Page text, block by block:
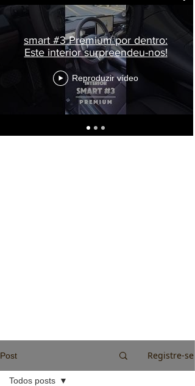
smart #3 Premium por dentro:
Este interior surpreendeu-nos!
Reproduzir vídeo
Post Registre-se
Todos posts